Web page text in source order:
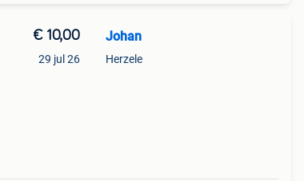
€ 10,00
29 jul 26
Johan
Herzele